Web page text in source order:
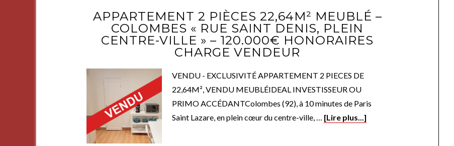
APPARTEMENT 2 PIÈCES 22,64M² MEUBLÉ –
COLOMBES « RUE SAINT DENIS, PLEIN
CENTRE-VILLE » – 120.000€ HONORAIRES
CHARGE VENDEUR
VENDU - EXCLUSIVITÉ APPARTEMENT 2 PIECES DE
22,64M², VENDU MEUBLÉIDEAL INVESTISSEUR OU
PRIMO ACCÉDANTColombes (92), à 10 minutes de Paris
Saint Lazare, en plein cœur du centre-ville, … [Lire plus...]